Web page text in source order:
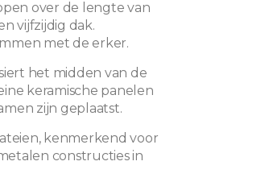
over de lengte van
vijfzijdig dak.
met de erker.
het midden van de
keramische panelen
zijn geplaatst.
kenmerkend voor
constructies in